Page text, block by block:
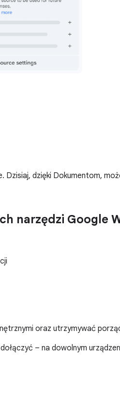
Dzisiaj, dzięki Dokumentom,
narzędzi Google
oraz utrzymywać
– na dowolnym